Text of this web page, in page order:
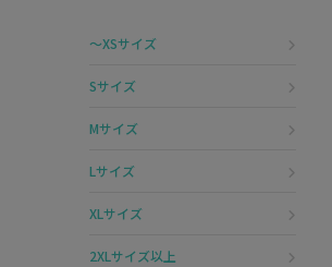
〜XSサイズ
Sサイズ
Mサイズ
Lサイズ
XLサイズ
2XLサイズ以上